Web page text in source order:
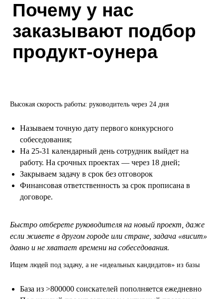
Почему у нас
заказывают подбор
продукт-оунера
Высокая скорость работы: руководитель через 24 дня
Называем точную дату первого конкурсного
собеседования;
На 25-31 календарный день сотрудник выйдет на
работу. На срочных проектах — через 18 дней;
Закрываем задачу в срок без отговорок
Финансовая ответственность за срок прописана в
договоре.
Быстро отберете руководителя на новый проект, даже
если живете в другом городе или стране, задача «висит»
давно и не хватает времени на собеседования.
Ищем людей под задачу, а не «идеальных кандидатов» из базы
База из >800000 соискателей пополняется ежедневно